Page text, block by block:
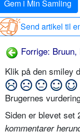
Gem i Min Samling
Send artikel til
Forrige: Bruun,
Klik på den smiley
Brugernes
Siden er blevet set
kommentarer